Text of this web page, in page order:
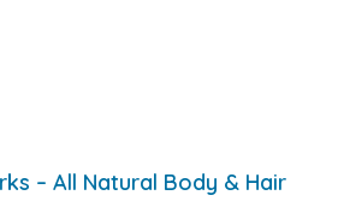
– All Natural Body & Hair